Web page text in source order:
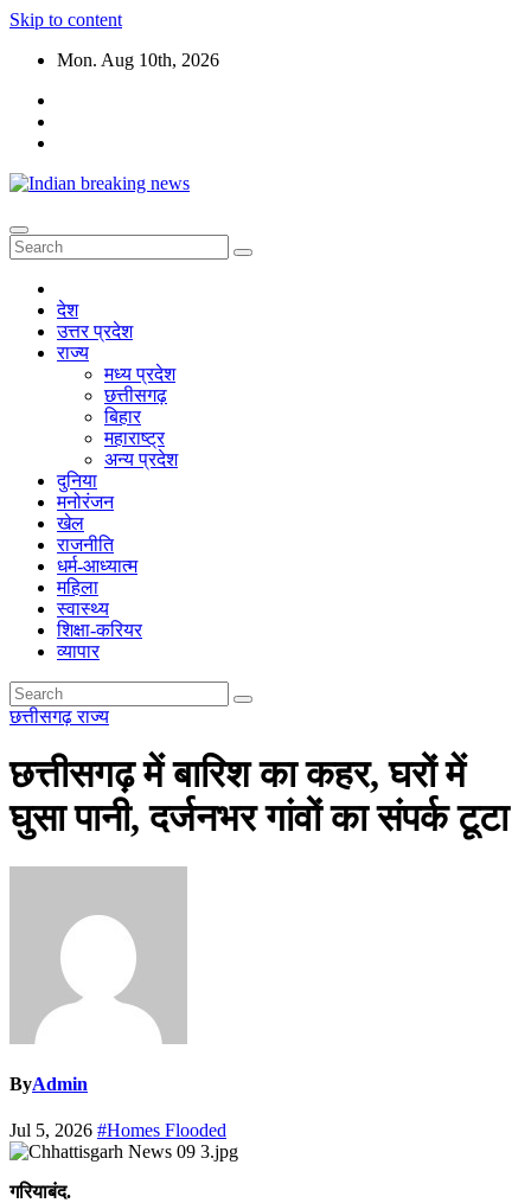
Skip to content
Mon. Aug 10th, 2026
देश
उत्तर प्रदेश
राज्य
मध्य प्रदेश
छत्तीसगढ़
बिहार
महाराष्ट्र
अन्य प्रदेश
दुनिया
मनोरंजन
खेल
राजनीति
धर्म-आध्यात्म
महिला
स्वास्थ्य
शिक्षा-करियर
व्यापार
छत्तीसगढ़राज्य
छत्तीसगढ़ में बारिश का कहर, घरों में
घुसा पानी, दर्जनभर गांवों का संपर्क टूटा
ByAdmin
Jul 5, 2026 #Homes Flooded
गरियाबंद.